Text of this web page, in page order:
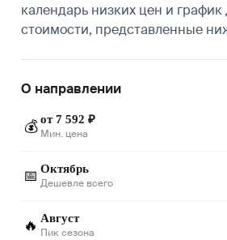
календарь низких цен и
стоимости, представленные
О направлении
💰 от 7 592 ₽
Мин. цена
📅 Октябрь
Дешевле всего
🔥 Август
Пик сезона